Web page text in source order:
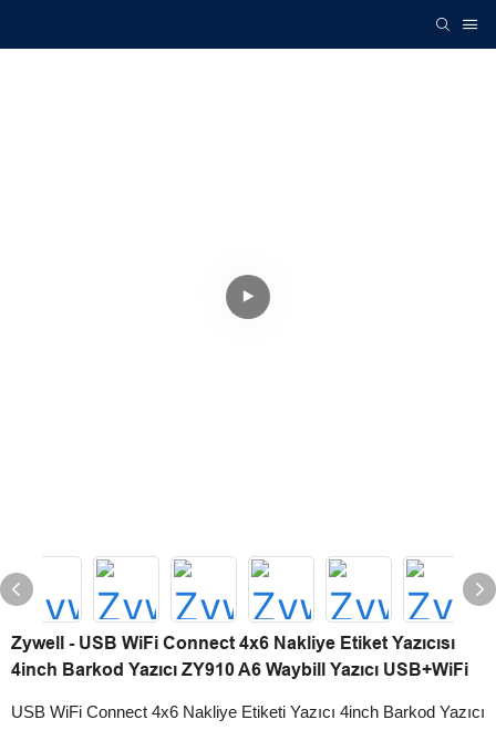
Zywell - USB WiFi Connect 4x6 Nakliye Etiket Yazıcısı
4inch Barkod Yazıcı ZY910 A6 Waybill Yazıcı USB+WiFi
USB WiFi Connect 4x6 Nakliye Etiketi Yazıcı 4inch Barkod Yazıcı